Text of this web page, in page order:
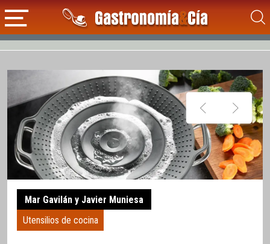
Mar Gavilán y Javier Muniesa
Utensilios de cocina